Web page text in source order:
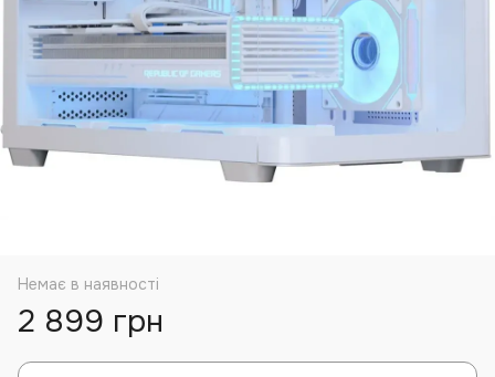
Немає в наявності
2 899 грн